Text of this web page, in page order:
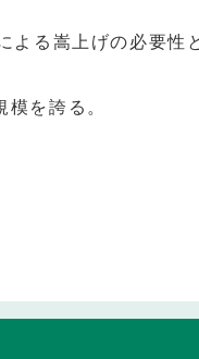
る嵩上げの必要性
を誇る。